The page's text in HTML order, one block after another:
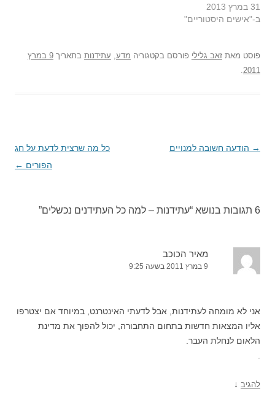
31 במרץ 2013
ב-"אישים היסטוריים"
פוסט מאת זאב גלילי פורסם בקטגוריה מדע עתידנות בתאריך
9 במרץ
2011
ניווט
→ הודעה חשובה למנויים
כל מה שרצית לדעת על חג
הפורים ←
6 תגובות בנושא “ עתידנות – למה כל העתידנים נכשלים”
מאיר הכוכב
9 במרץ 2011 בשעה 9:25
אני לא מומחה לעתידנות, אבל לדעתי האינטרנט, במיוחד אם יצטרפו
אליו המצאות חדשות בתחום התחבורה, יכול להפוך את מדינת
הלאום לנחלת העבר.
להגיב ↓